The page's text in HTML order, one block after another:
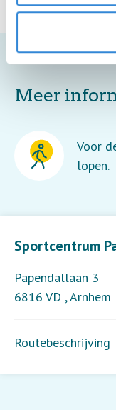
Sportcentrum
Papendallaan 3
6816 VD ,Arnhem
Routebeschrijving
Meer
Voor
lopen.